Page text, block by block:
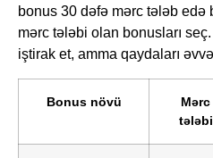
bonus 30 dəfə mərc tələb edə
mərc tələbi olan bonusları
iştirak et, amma qaydaları
Bonus növü
Mərc
tələbi